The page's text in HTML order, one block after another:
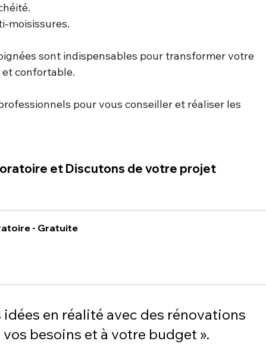
moisissures.
sont indispensables pour transformer votre
et confortable.
pour vous conseiller et réaliser les
et Discutons de votre projet
- Gratuite
en réalité avec des rénovations
besoins et à votre budget ».